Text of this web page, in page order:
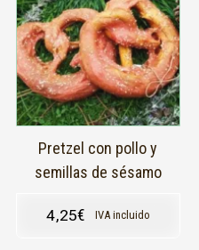
Pretzel con pollo y
semillas de sésamo
4,25€ IVA incluido